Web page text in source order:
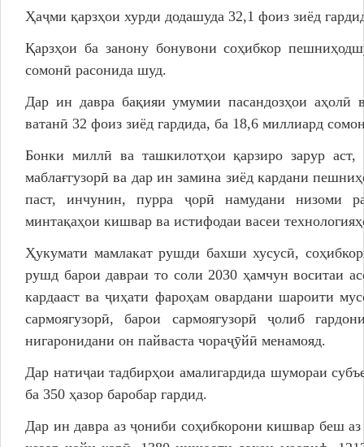
Ҳаҷми қарзҳои хурди додашуда 32,1 фоиз зиёд
Қарзҳои ба занону бонувони соҳибкор
сомонӣ расонида шуд.
Дар ин давра бақияи умумии пасандозҳои аҳолӣ
ватанӣ 32 фоиз зиёд гардида, ба 18,6 миллиард
Бонки миллӣ ва ташкилотҳои қарзиро зарур
маблағгузорӣ ва дар ин замина зиёд кардани
паст, инчунин, пурра ҷорӣ намудани низоми
минтақаҳои кишвар ва истифодаи васеи
Ҳукумати мамлакат рушди бахши хусусӣ,
рушд барои давраи то соли 2030 ҳамчун воситаи
кардааст ва ҷиҳати фароҳам овардани шароити
сармоягузорӣ, барои сармоягузорӣ ҷолиб
нигаронидани он пайваста чораҷӯйӣ менамояд.
Дар натиҷаи тадбирҳои амалигардида шумораи
ба 350 ҳазор баробар гардид.
Дар ин давра аз ҷониби соҳибкорони кишвар беш аз